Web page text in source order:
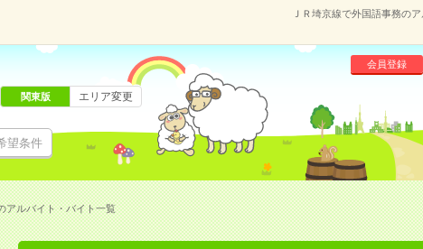
ＪＲ埼京線で外国語事務の
望条件
会員登録
関東版 エリア変更
アルバイト・バイト一覧